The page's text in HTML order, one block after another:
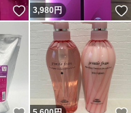
いいね！
3,980円